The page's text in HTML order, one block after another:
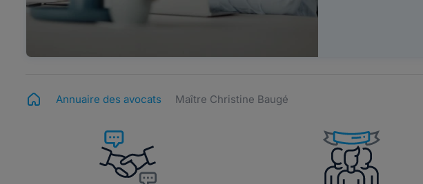
Annuaire des avocats Maître Christine Baugé